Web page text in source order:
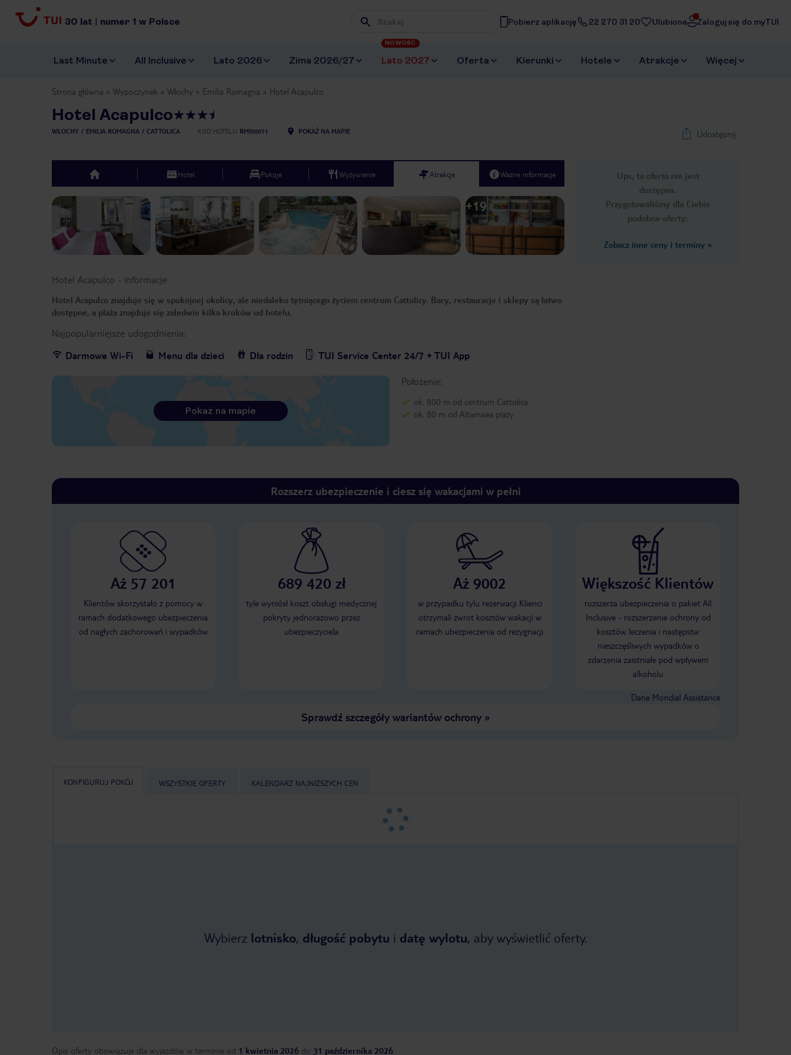
30 lat | numer 1 w Polsce Wpisz frazę, której szukasz
Pobierz aplikację 22 270 31 20 Ulubione Zaloguj się do myTUI
Last Minute All Inclusive Lato 2026 Zima 2026/27 Lato 2027
NOWOŚĆ
Oferta Kierunki Hotele Atrakcje Więcej
Strona główna Wypoczynek Włochy Emilia Romagna Hotel Acapulco
Hotel Acapulco
WŁOCHY EMILIA ROMAGNA CATTOLICA KOD HOTELU RMI50071 POKAŻ NA MAPIE Udostępnij
Ups, ta oferta nie jest
dostępna.
Przygotowaliśmy dla Ciebie
podobne oferty:
Zobacz inne ceny i terminy »
top Hotel Pokoje Wyżywienie Atrakcje Ważne informacje
Previous slide Next slide
1 /25
+19
Hotel Acapulco - informacje
Hotel Acapulco znajduje się w spokojnej okolicy, ale niedaleko tętniącego życiem centrum Cattolicy. Bary, restauracje i sklepy są łatwo
dostępne, a plaża znajduje się zaledwie kilka kroków od hotelu.
Najpopularniejsze udogodnienia:
Darmowe Wi-Fi
Menu dla dzieci Dla rodzin TUI Service Center 24/7 + TUI App
Położenie:
ok. 800 m od centrum Cattolica
ok. 80 m od Altamaea plaży
Pokaż na mapie
Rozszerz ubezpieczenie i ciesz się wakacjami w pełni
Aż 57 201
Klientów skorzystało z pomocy w
ramach dodatkowego ubezpieczenia
od nagłych zachorowań i wypadków
689 420 zł
tyle wyniósł koszt obsługi medycznej
pokryty jednorazowo przez
ubezpieczyciela
Aż 9002
w przypadku tylu rezerwacji Klienci
otrzymali zwrot kosztów wakacji w
ramach ubezpieczenia od rezygnacji
Większość Klientów
rozszerza ubezpieczenia o pakiet All
Inclusive - rozszerzenie ochrony od
kosztów leczenia i następstw
nieszczęśliwych wypadków o
zdarzenia zaistniałe pod wpływem
alkoholu
Dane Mondial Assistance
Sprawdź szczegóły wariantów ochrony»
KONFIGURUJ POKÓJ WSZYSTKIE OFERTY KALENDARZ NAJNIŻSZYCH CEN
Wybierz lotnisko, długość pobytu i datę wylotu, aby wyświetlić oferty.
Opis oferty obowiązuje dla wyjazdów w terminie od 1 kwietnia 2026 do 31 października 2026